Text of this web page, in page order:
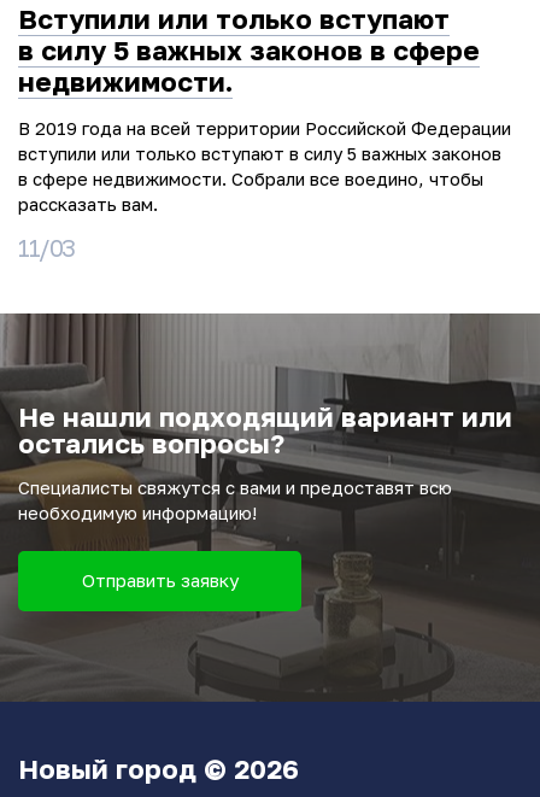
Вступили или только вступают
в силу 5 важных законов в сфере
недвижимости.
В 2019 года на всей территории Российской Федерации
вступили или только вступают в силу 5 важных законов
в сфере недвижимости. Собрали все воедино, чтобы
рассказать вам.
11/03
Не нашли подходящий вариант или
остались вопросы?
Специалисты свяжутся с вами и предоставят всю
необходимую информацию!
Отправить заявку
Новый город © 2026